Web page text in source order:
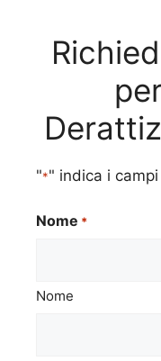
"*" indica i
Nome *
Nome